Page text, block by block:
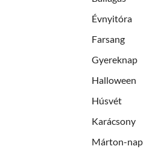
Évnyitóra
Farsang
Gyereknap
Halloween
Húsvét
Karácsony
Márton-nap